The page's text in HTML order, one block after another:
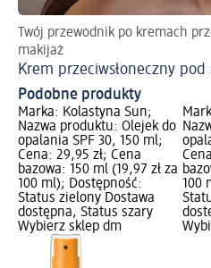
Twój przewodnik po kremach
makijaż
Krem przeciwsłoneczny
Podobne produkty
Marka: Kolastyna Sun;
Nazwa produktu: Olejek do
opalania SPF 30, 150 ml;
Cena: 29,95 zł; Cena
bazowa: 150 ml (19,97 zł za
100 ml); Dostępność:
Status zielony Dostawa
dostępna, Status szary
Wybierz sklep dm
100